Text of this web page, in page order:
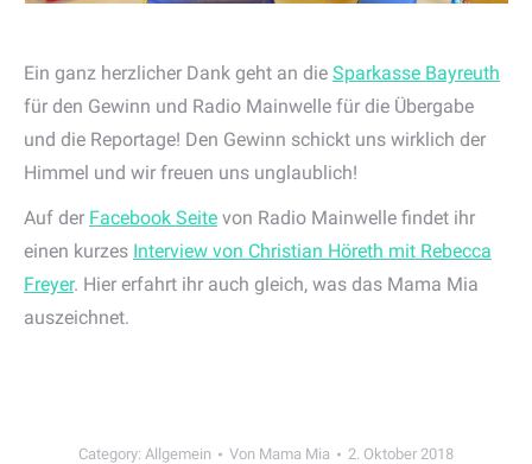
Ein ganz herzlicher Dank geht an die Sparkasse Bayreuth
für den Gewinn und Radio Mainwelle für die Übergabe
und die Reportage! Den Gewinn schickt uns wirklich der
Himmel und wir freuen uns unglaublich!
Auf der Facebook Seite von Radio Mainwelle findet ihr
einen kurzes Interview von Christian Höreth mit Rebecca
Freyer. Hier erfahrt ihr auch gleich, was das Mama Mia
auszeichnet.
Category: Allgemein Von Mama Mia 2. Oktober 2018